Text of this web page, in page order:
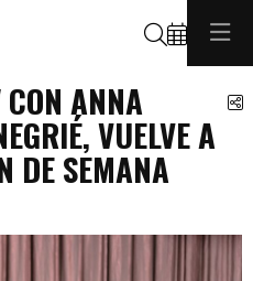
Buscar
ANNA
VUELVE A
DE SEMANA